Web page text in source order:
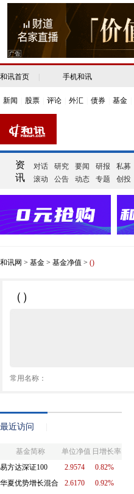
和讯首页 手机和讯
新闻 股票 评论 外汇 债券 基金
资
讯
对话 研究 要闻 研报
私募
滚动
公告 动态 专题 创投
和讯网 > 基金 > 基金净值 > ()
（）
常用名称：
最近访问
基金简称 单位净值 日增长率
易方达深证100
2.9574
0.82%
华夏优势增长混合
2.6170
0.92%